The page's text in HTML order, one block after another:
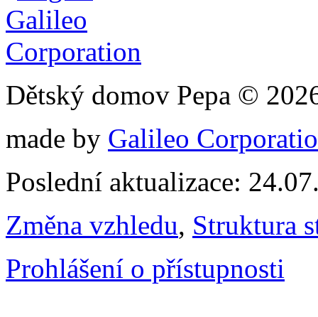
Dětský domov Pepa ©
made by Galileo
Poslední aktualizace:
Změna vzhledu, Struktura
Prohlášení o přístupnosti